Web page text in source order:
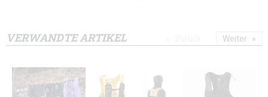
VERWANDTE ARTIKEL Weiter